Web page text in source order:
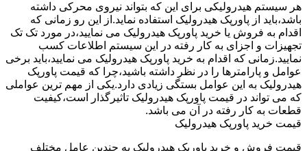
هر سیستم هیدرولیکی برای این که بتواند نیروی محرکی داشته
باشد،باید از پاورپک هیدرولیک استفاده نماید.از این رو زمانی که
اقدام به فروش یا خرید پاورپک هیدرولیک می نمایید،در مورد تک تک
تجهیزات و اجزای به کار رفته در این سیستم اطلاعات کسب
نمایید.زمانی که اقدام به خرید پاورپک هیدرولیک می نمایید،باید برخی
عوامل و پارامترها را در نظر داشته باشید،چرا که قیمت پاورپک
هیدرولیک به این عوامل بستگی زیادی دارد.یکی از مهم ترین عواملی
که می تواند در قیمت پاورپک هیدرولیک تاثیرگذار است،کیفیت
قطعات به کار رفته در آن می باشد.
قیمت خرید پاورپک هیدرولیک
قیمت فروش و خرید پاورپک هیدرولیک به چندین عامل مختلف